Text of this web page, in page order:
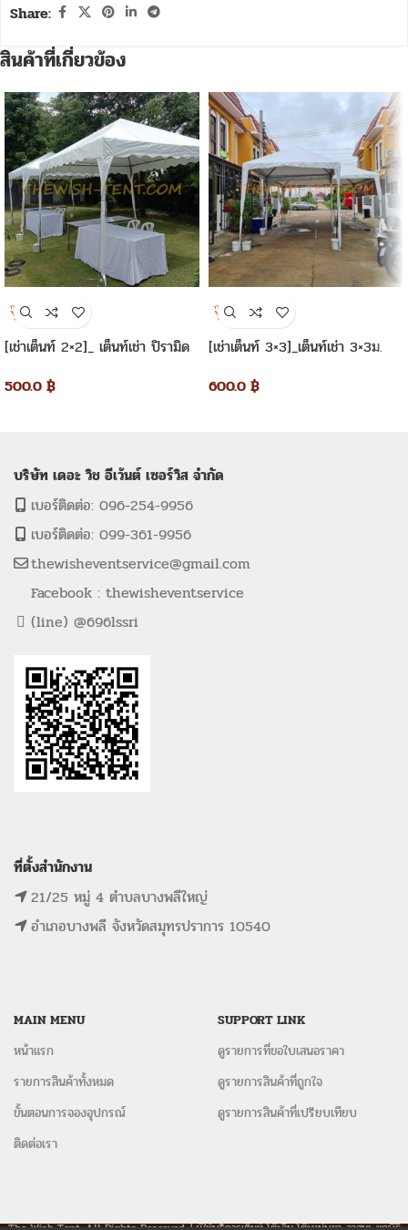
Share:
สินค้าที่เกี่ยวข้อง
[เช่าเต็นท์ 2×2]_ เต็นท์เช่า ปิรามิด
500.0 ฿
[เช่าเต็นท์ 3×3]_เต็นท์เช่า 3×3ม.
600.0 ฿
บริษัท เดอะ วิช อีเว้นต์ เซอร์วิส จำกัด
เบอร์ติดต่อ: 096-254-9956
เบอร์ติดต่อ: 099-361-9956
thewisheventservice@gmail.com
Facebook : thewisheventservice
(line) @696lssri
ที่ตั้งสำนักงาน
21/25 หมู่ 4 ตำบลบางพลีใหญ่
อำเภอบางพลี จังหวัดสมุทรปราการ 10540
MAIN MENU
หน้าแรก
รายการสินค้าทั้งหมด
ขั้นตอนการจองอุปกรณ์
ติดต่อเรา
SUPPORT LINK
ดูรายการที่ขอใบเสนอราคา
ดูรายการสินค้าที่ถูกใจ
ดูรายการสินค้าที่เปรียบเทียบ